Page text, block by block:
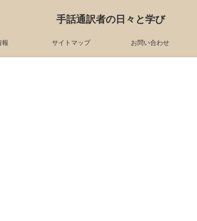
手話通訳者の日々と学び
サイトマップ お問い合わせ